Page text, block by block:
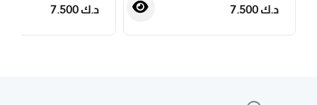
د.ك 7.500
د.ك 7.500